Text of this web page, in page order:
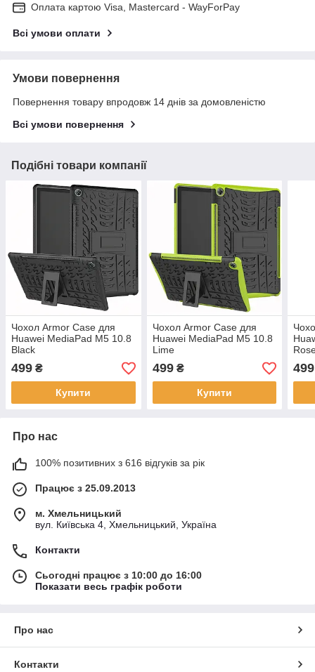
Оплата картою Visa, Mastercard - WayForPay
Всі умови оплати
Умови повернення
Повернення товару впродовж 14 днів за домовленістю
Всі умови повернення
Подібні товари компанії
Чохол Armor Case для
Huawei MediaPad M5 10.8
Black
499 ₴
Купити
Чохол Armor Case для
Huawei MediaPad M5 10.8
Lime
499₴
Купити
499
Про нас
100% позитивних з 616 відгуків за рік
Працює з 25.09.2013
м. Хмельницький
вул. Київська 4, Хмельницький, Україна
Контакти
Сьогодні працює з 10:00 до 16:00
Показати весь графік роботи
Про нас
Контакти